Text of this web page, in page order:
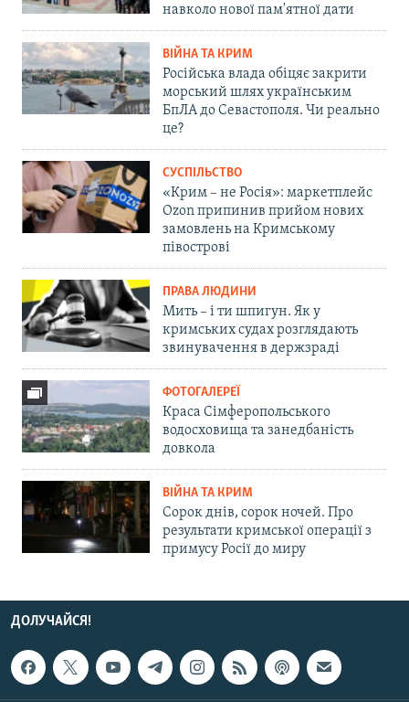
навколо нової пам'ятної дати
ВІЙНА ТА КРИМ
Російська влада обіцяє закрити
морський шлях українським
БпЛА до Севастополя. Чи реально
це?
СУСПІЛЬСТВО
«Крим – не Росія»: маркетплейс
Ozon припинив прийом нових
замовлень на Кримському
півострові
ПРАВА ЛЮДИНИ
Мить – і ти шпигун. Як у
кримських судах розглядають
звинувачення в держзраді
ФОТОГАЛЕРЕЇ
Краса Сімферопольського
водосховища та занедбаність
довкола
ВІЙНА ТА КРИМ
Сорок днів, сорок ночей. Про
результати кримської операції з
примусу Росії до миру
ДОЛУЧАЙСЯ!